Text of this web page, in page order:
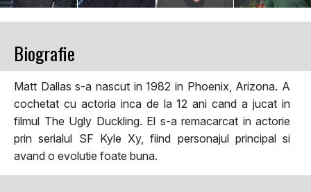
Biografie
Matt Dallas s-a nascut in 1982 in Phoenix, Arizona. A
cochetat cu actoria inca de la 12 ani cand a jucat in
filmul The Ugly Duckling. El s-a remacarcat in actorie
prin serialul SF Kyle Xy, fiind personajul principal si
avand o evolutie foate buna.